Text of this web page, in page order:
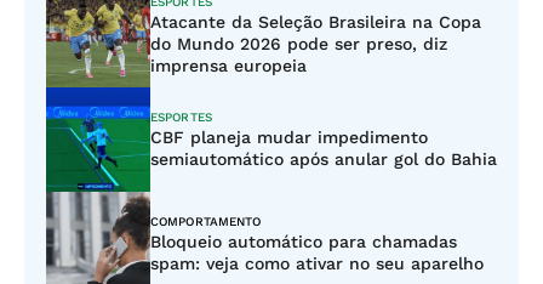
Atacante da Seleção Brasileira na Copa
do Mundo 2026 pode ser preso, diz
imprensa europeia
ESPORTES
CBF planeja mudar impedimento
semiautomático após anular gol do Bahia
COMPORTAMENTO
Bloqueio automático para chamadas
spam: veja como ativar no seu aparelho